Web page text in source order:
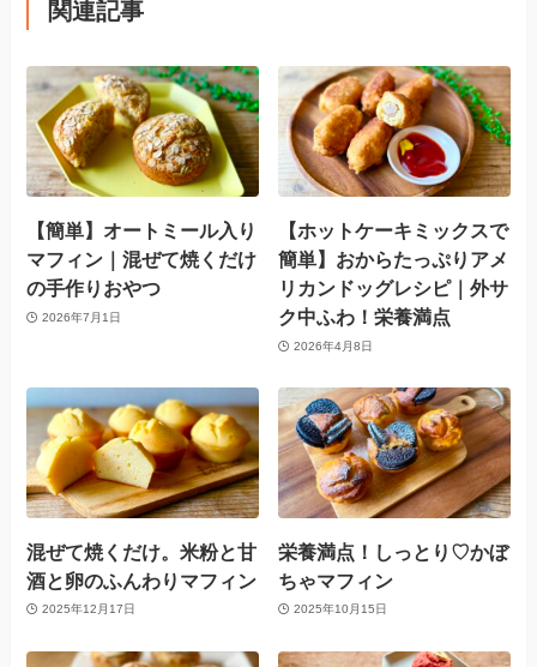
関連記事
【簡単】オートミール入り
マフィン｜混ぜて焼くだけ
の手作りおやつ
2026年7月1日
【ホットケーキミックスで
簡単】おからたっぷりアメ
リカンドッグレシピ｜外サ
ク中ふわ！栄養満点
2026年4月8日
混ぜて焼くだけ。米粉と甘
酒と卵のふんわりマフィン
2025年12月17日
栄養満点！しっとり♡かぼ
ちゃマフィン
2025年10月15日